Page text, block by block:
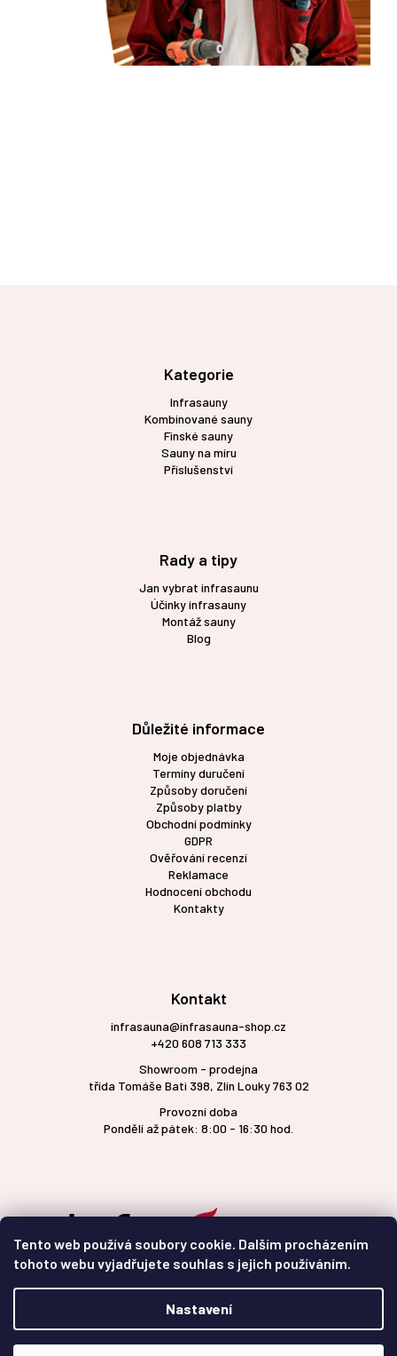
Tento web používá soubory cookie. Dalším procházením
tohoto webu vyjadřujete souhlas s jejich používáním.
Nastavení
Kategorie
Infrasauny
Kombinované sauny
Finské sauny
Sauny na míru
Příslušenství
Rady a tipy
Jan vybrat infrasaunu
Účinky infrasauny
Montáž sauny
Blog
Důležité informace
Moje objednávka
Termíny duručení
Způsoby doručení
Způsoby platby
Obchodní podmínky
GDPR
Ověřování recenzí
Reklamace
Hodnocení obchodu
Kontakty
Kontakt
infrasauna@infrasauna-shop.cz
+420 608 713 333
Showroom - prodejna
třída Tomáše Bati 398, Zlín Louky 763 02
Provozní doba
Pondělí až pátek: 8:00 - 16:30 hod.
Vytvořil Shoptet